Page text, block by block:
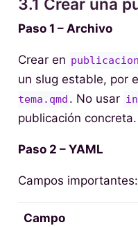
Paso 1 – Archivo
Crear en
un slug estable, por
tema.qmd . No usar
publicación concreta.
Paso 2 – YAML
Campos importantes:
Campo